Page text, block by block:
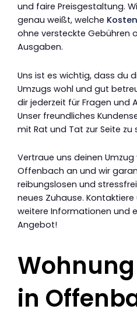
und faire Preisgestaltung.
genau weißt, welche Kosten
ohne versteckte Gebühren
Ausgaben.
Uns ist es wichtig, dass du
Umzugs wohl und gut
dir jederzeit für Fragen und
Unser freundliches
mit Rat und Tat zur Seite zu
Vertraue uns deinen Umzug
Offenbach an und wir
reibungslosen und
neues Zuhause.
weitere Informationen und
Angebot!
in